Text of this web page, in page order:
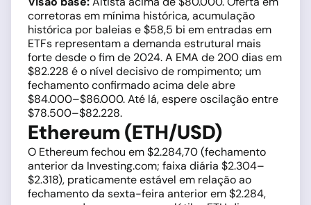
corretoras em mínima histórica, acumulação
histórica por baleias e $58,5 bi em entradas em
ETFs representam a demanda estrutural mais
forte desde o fim de 2024. A EMA de 200 dias em
$82.228 é o nível decisivo de rompimento; um
fechamento confirmado acima dele abre
$84.000–$86.000. Até lá, espere oscilação entre
$78.500–$82.228.
Ethereum (ETH/USD)
O Ethereum fechou em $2.284,70 (fechamento
anterior da Investing.com; faixa diária $2.304–
$2.318), praticamente estável em relação ao
fechamento da sexta-feira anterior em $2.284,